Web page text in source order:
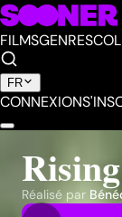
FILMSGENRES
FR
CONNEXION
Réalisé par